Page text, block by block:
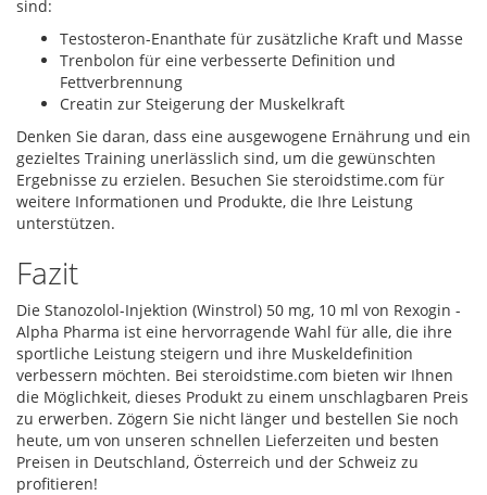
sind:
Testosteron-Enanthate für zusätzliche Kraft und Masse
Trenbolon für eine verbesserte Definition und
Fettverbrennung
Creatin zur Steigerung der Muskelkraft
Denken Sie daran, dass eine ausgewogene Ernährung und ein
gezieltes Training unerlässlich sind, um die gewünschten
Ergebnisse zu erzielen. Besuchen Sie steroidstime.com für
weitere Informationen und Produkte, die Ihre Leistung
unterstützen.
Fazit
Die Stanozolol-Injektion (Winstrol) 50 mg, 10 ml von Rexogin -
Alpha Pharma ist eine hervorragende Wahl für alle, die ihre
sportliche Leistung steigern und ihre Muskeldefinition
verbessern möchten. Bei steroidstime.com bieten wir Ihnen
die Möglichkeit, dieses Produkt zu einem unschlagbaren Preis
zu erwerben. Zögern Sie nicht länger und bestellen Sie noch
heute, um von unseren schnellen Lieferzeiten und besten
Preisen in Deutschland, Österreich und der Schweiz zu
profitieren!